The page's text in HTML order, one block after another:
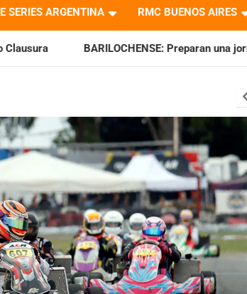
del
SERIES ARGENTINA RMC BUENOS AIRES
Preparan una jornada a puro espectáculo